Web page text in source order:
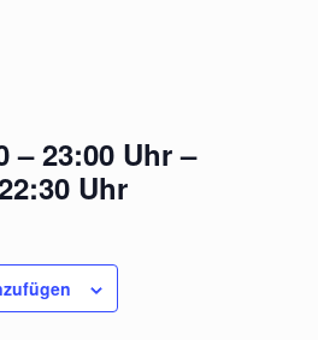
– 23:00 Uhr –
Uhr